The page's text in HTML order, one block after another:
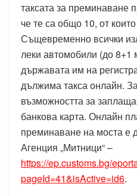
таксата за преминаване
че те са общо 10, от
Същевременно всички
леки автомобили (до 8+1
държавата им на
дължима такса онлайн.
възможността за
банкова карта. Онлайн
преминаване на моста е
Агенция „Митници“ –
https://ep.customs.bg/
pageId=41&isActive=id6.